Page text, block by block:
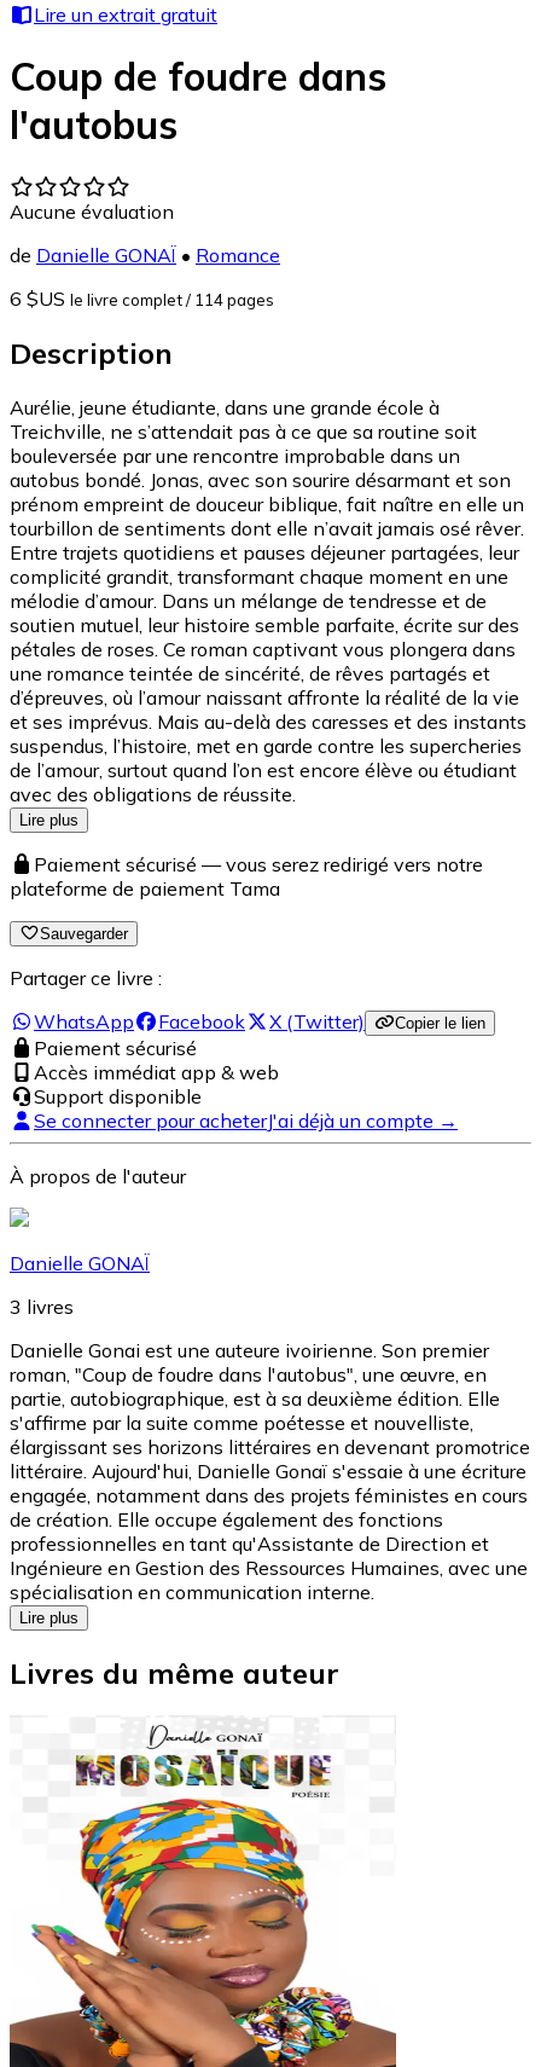
Lire un extrait gratuit
Coup de foudre dans
l'autobus
Aucune évaluation
de Danielle GONAÏ • Romance
6 $US le livre complet/ 114 pages
Description
Aurélie, jeune étudiante, dans une grande école à
Treichville, ne s’attendait pas à ce que sa routine soit
bouleversée par une rencontre improbable dans un
autobus bondé. Jonas, avec son sourire désarmant et son
prénom empreint de douceur biblique, fait naître en elle un
tourbillon de sentiments dont elle n’avait jamais osé rêver.
Entre trajets quotidiens et pauses déjeuner partagées, leur
complicité grandit, transformant chaque moment en une
mélodie d’amour. Dans un mélange de tendresse et de
soutien mutuel, leur histoire semble parfaite, écrite sur des
pétales de roses. Ce roman captivant vous plongera dans
une romance teintée de sincérité, de rêves partagés et
d’épreuves, où l’amour naissant affronte la réalité de la vie
et ses imprévus. Mais au-delà des caresses et des instants
suspendus, l’histoire, met en garde contre les supercheries
de l’amour, surtout quand l’on est encore élève ou étudiant
avec des obligations de réussite.
Lire plus
Paiement sécurisé — vous serez redirigé vers notre
plateforme de paiement Tama
Sauvegarder
Partager ce livre :
WhatsApp
Facebook X (Twitter) Copier le lien
Paiement sécurisé
Accès immédiat app & web
Support disponible
Se connecter pour acheterJ'ai déjà un compte →
À propos de l'auteur
Danielle GONAÏ
3 livres
Danielle Gonai est une auteure ivoirienne. Son premier
roman, "Coup de foudre dans l'autobus", une œuvre, en
partie, autobiographique, est à sa deuxième édition. Elle
s'affirme par la suite comme poétesse et nouvelliste,
élargissant ses horizons littéraires en devenant promotrice
littéraire. Aujourd'hui, Danielle Gonaï s'essaie à une écriture
engagée, notamment dans des projets féministes en cours
de création. Elle occupe également des fonctions
professionnelles en tant qu'Assistante de Direction et
Ingénieure en Gestion des Ressources Humaines, avec une
spécialisation en communication interne.
Lire plus
Livres du même auteur